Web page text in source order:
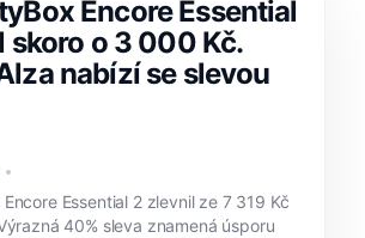
Encore Essential
skoro o 3 000 Kč.
nabízí se slevou
Essential 2 zlevnil ze 7 319 Kč
40% sleva znamená úsporu